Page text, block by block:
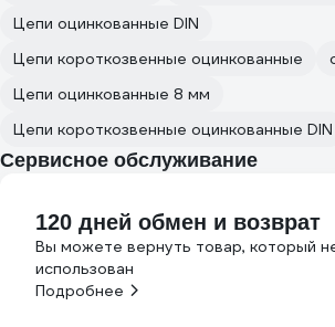
Цепи оцинкованные DIN
Цепи короткозвенные оцинкованные
Цепи оцинкованные 8 мм
Цепи короткозвенные оцинкованные DIN
Сервисное обслуживание
120 дней обмен и возврат
Вы можете вернуть товар, который
использован
Подробнее